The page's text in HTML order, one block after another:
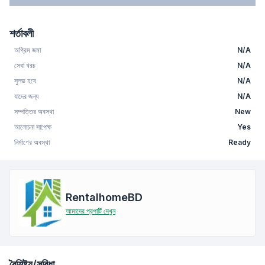
শর্তাবলী
অগ্রিম জমা
N/A
সেবা খরচ
N/A
সুলভ হবে
N/A
যাদের জন্য
N/A
সম্পত্তির অবস্থা
New
আলোচনা সাপেক্ষ
Yes
নির্মাণের অবস্থা
Ready
RentalhomeBD
আমাদের প্রপার্টি দেখুন